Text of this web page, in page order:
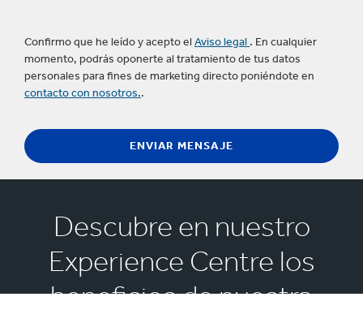
Confirmo que he leído y acepto el Aviso legal . En cualquier
momento, podrás oponerte al tratamiento de tus datos
personales para fines de marketing directo poniéndote en
contacto con nosotros..
Descubre en nuestro
Experience Centre los
beneficios de nuestra